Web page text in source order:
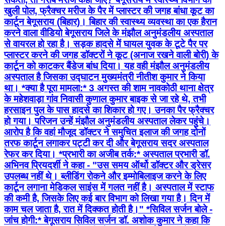
खुली पोल, फ्रैक्चर मरीज के पैर में प्लास्टर की जगह बांधा कूट का
कार्टून बेगूसराय (बिहार)। बिहार की स्वास्थ्य व्यवस्था का एक हैरान
करने वाला वीडियो बेगूसराय जिले के मंझौल अनुमंडलीय अस्पताल
से वायरल हो रहा है। सड़क हादसे में घायल युवक के टूटे पैर पर
प्लास्टर करने की जगह डॉक्टरों ने कूट (अनाज रखने वाली बोरी) के
कार्टून को काटकर बैंडेज बांध दिया। यह वही मंझौल अनुमंडलीय
अस्पताल है जिसका उद्घाटन मुख्यमंत्री नीतीश कुमार ने किया
था। *क्या है पूरा मामला:* 3 अगस्त की शाम नावकोठी थाना क्षेत्र
के महेशवाड़ा गांव निवासी कुणाल कुमार बाइक से जा रहे थे, तभी
हरसाइन पुल के पास हादसे का शिकार हो गए। उनका पैर फ्रैक्चर
हो गया। परिजन उन्हें मंझौल अनुमंडलीय अस्पताल लेकर पहुंचे।
आरोप है कि वहां मौजूद डॉक्टर ने समुचित इलाज की जगह दोनों
तरफ कार्टून लगाकर पट्टी कर दी और बेगूसराय सदर अस्पताल
रेफर कर दिया। *प्रभारी का अजीब तर्क:* अस्पताल प्रभारी डॉ.
अभिनव प्रियदर्शी ने कहा - "उस समय ऑर्थो डॉक्टर और ड्रेसर
उपलब्ध नहीं थे। ब्लीडिंग रोकने और इम्मोबिलाइज करने के लिए
कार्टून लगाना मेडिकल साइंस में गलत नहीं है। अस्पताल में स्टाफ
की कमी है, जिसके लिए कई बार विभाग को लिखा गया है। दिन में
काम चल जाता है, रात में दिक्कत होती है।" *सिविल सर्जन बोले -
जांच होगी:* बेगूसराय सिविल सर्जन डॉ. अशोक कुमार ने कहा कि